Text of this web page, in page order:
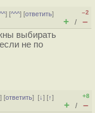
^^] [^^^] [ответить]
–2
+ / –
выбирать
не по
] [ответить][↓] [↑]
+8
+ / –